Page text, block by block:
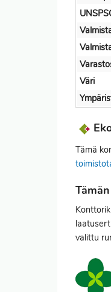
Väri
Tämä
valittu